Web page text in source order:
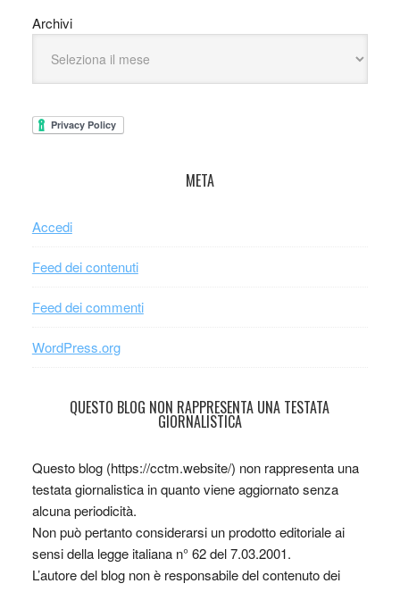
Archivi
META
Accedi
Feed dei contenuti
Feed dei commenti
WordPress.org
QUESTO BLOG NON RAPPRESENTA UNA TESTATA
GIORNALISTICA
Questo blog (https://cctm.website/) non rappresenta una
testata giornalistica in quanto viene aggiornato senza
alcuna periodicità.
Non può pertanto considerarsi un prodotto editoriale ai
sensi della legge italiana n° 62 del 7.03.2001.
L’autore del blog non è responsabile del contenuto dei